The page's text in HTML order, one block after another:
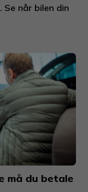
Se når bilen din
må du betale